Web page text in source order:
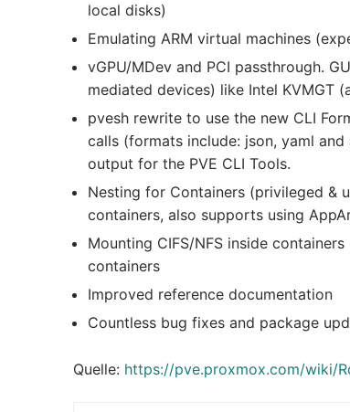
local disks)
Emulating ARM virtual machines
vGPU/MDev and PCI passthrough.
mediated devices) like Intel KVMGT
pvesh rewrite to use the new CLI
calls (formats include: json, yaml
output for the PVE CLI Tools.
Nesting for Containers (privileged &
containers, also supports using
Mounting CIFS/NFS inside
containers
Improved reference documentation
Countless bug fixes and package
Quelle: https://pve.proxmox.com/wiki/